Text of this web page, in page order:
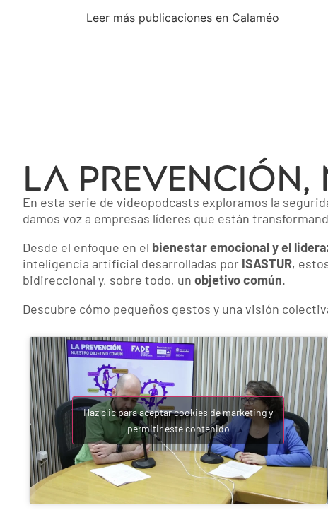
Leer más publicaciones en Calaméo
LA PREVENCIÓN,
En esta serie de videopodcasts exploramos la
damos voz a empresas líderes que están
Desde el enfoque en el bienestar emocional y el
inteligencia artificial desarrolladas por ISASTUR,
bidireccional y, sobre todo, un objetivo común.
Descubre cómo pequeños gestos y una visión
Haz clic para aceptar cookies de marketing y
permitir este contenido